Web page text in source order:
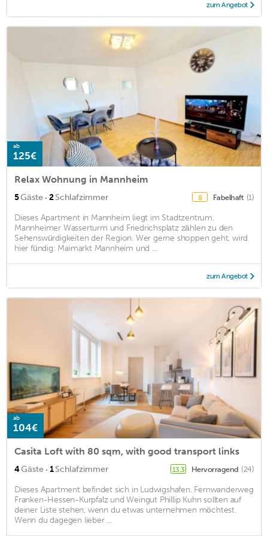
zum Angebot
ab
125€
Relax Wohnung in Mannheim
5Gäste · 2Schlafzimmer 8 Fabelhaft (1)
Dieses Apartment in Mannheim liegt im Stadtzentrum.
Mannheimer Wasserturm und Friedrichsplatz zählen zu den
Sehenswürdigkeiten der Region. Wer gerne shoppen geht, wird
hier fündig: Maimarkt Mannheim und ...
zum Angebot
ab
104€
Casita Loft with 80 sqm, with good transport links
4Gäste · 1Schlafzimmer 13,3 Hervorragend (24)
Dieses Apartment befindet sich in Ludwigshafen. Fernwanderweg
Franken-Hessen-Kurpfalz und Weingut Phillip Kuhn sollten auf
deiner Liste stehen, wenn du etwas unternehmen möchtest.
Wenn du dagegen lieber ...